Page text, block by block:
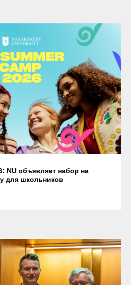
NU объявляет набор на
для школьников